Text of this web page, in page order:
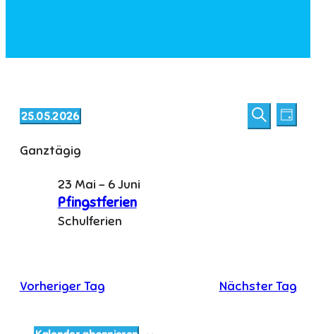
Veranstaltungen
25
2026
Suche
Suche
Tag
25.05.2026
wählen.
Ganztägig
Pfingstferien
23 Mai - 6 Juni
Schulferien
Vorheriger Tag Nächster Tag